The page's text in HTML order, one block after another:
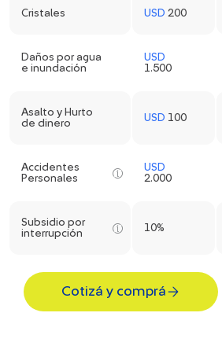
Cristales USD 200
Daños por agua
e inundación
USD
1.500
Asalto y Hurto
de dinero
USD 100
Accidentes
Personales
USD
2.000
Subsidio por
interrupción
10%
Cotizá y comprá